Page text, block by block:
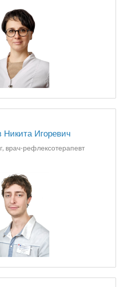
Никита Игоревич
врач-рефлексотерапевт